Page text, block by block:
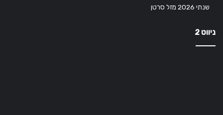
שנתי 2026 מזל סרטן
ניווט 2